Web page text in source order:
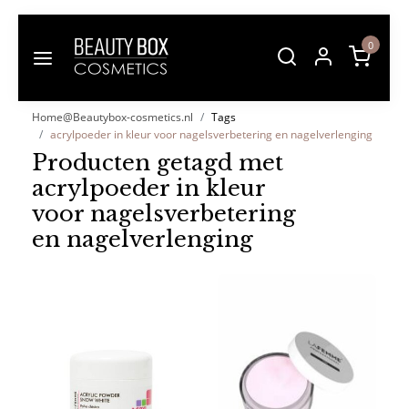
0
Home@Beautybox-cosmetics.nl
Tags
acrylpoeder in kleur voor nagelsverbetering en nagelverlenging
Producten getagd met
acrylpoeder in kleur
voor nagelsverbetering
en nagelverlenging